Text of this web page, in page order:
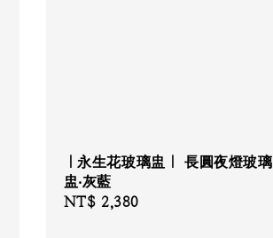
｜永生花玻璃盅｜ 長圓夜燈玻璃
盅‧灰藍
Regular
NT$ 2,380